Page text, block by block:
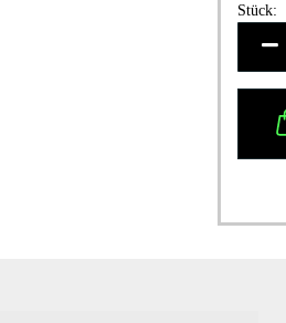
Stück:
Stück